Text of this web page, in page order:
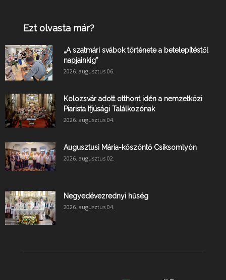
Ezt olvasta már?
„A szatmári svábok története a betelepítéstől
napjainkig”
2026. augusztus 06.
Kolozsvár adott otthont idén a nemzetközi
Piarista Ifjúsági Találkozónak
2026. augusztus 04.
Augusztusi Mária-köszöntő Csíksomlyón
2026. augusztus 02.
Negyedévezrednyi hűség
2026. augusztus 04.